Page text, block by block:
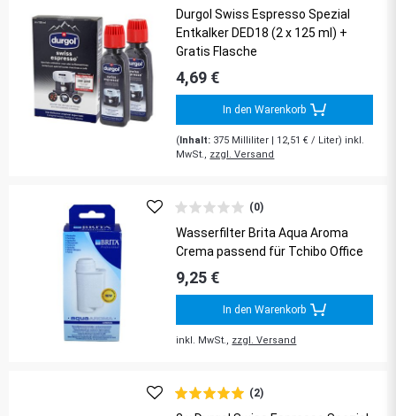
Durgol Swiss Espresso Spezial
Entkalker DED18 (2 x 125 ml) +
Gratis Flasche
4,69 €
In den Warenkorb
(Inhalt: 375 Milliliter | 12,51 € / Liter) inkl.
MwSt., zzgl. Versand
(0)
Wasserfilter Brita Aqua Aroma
Crema passend für Tchibo Office
9,25 €
In den Warenkorb
inkl. MwSt., zzgl. Versand
(2)